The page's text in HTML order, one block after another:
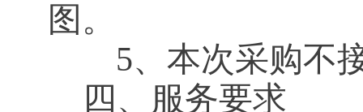
图。
5、本次采购不接
四、服务要求